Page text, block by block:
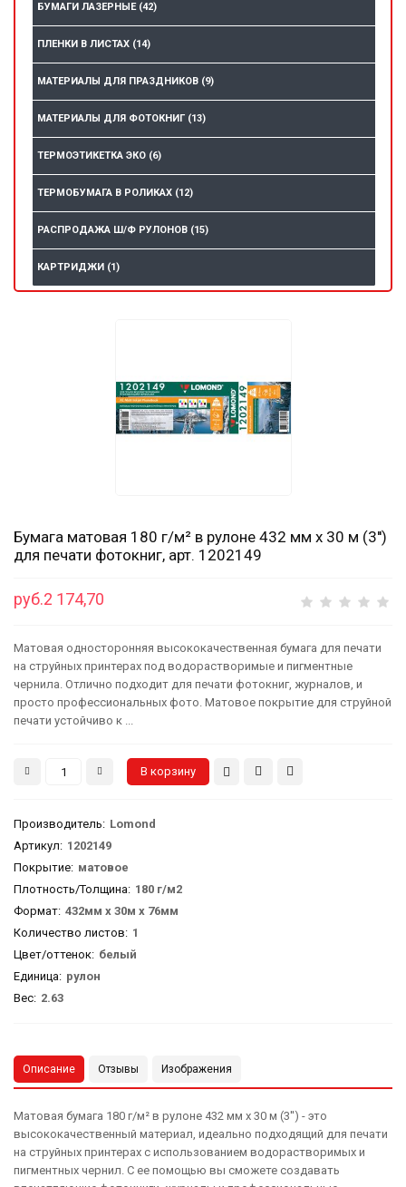
БУМАГИ ЛАЗЕРНЫЕ (42)
ПЛЕНКИ В ЛИСТАХ (14)
МАТЕРИАЛЫ ДЛЯ ПРАЗДНИКОВ (9)
МАТЕРИАЛЫ ДЛЯ ФОТОКНИГ (13)
ТЕРМОЭТИКЕТКА ЭКО (6)
ТЕРМОБУМАГА В РОЛИКАХ (12)
РАСПРОДАЖА Ш/Ф РУЛОНОВ (15)
КАРТРИДЖИ (1)
Бумага матовая 180 г/м² в рулоне 432 мм x 30 м (3'')
для печати фотокниг, арт. 1202149
руб.2 174,70
Матовая односторонняя высококачественная бумага для печати
на струйных принтерах под водорастворимые и пигментные
чернила. Отлично подходит для печати фотокниг, журналов, и
просто профессиональных фото. Матовое покрытие для струйной
печати устойчиво к ...
Производитель: Lomond
Артикул: 1202149
Покрытие: матовое
Плотность/Толщина: 180 г/м2
Формат: 432мм х 30м х 76мм
Количество листов: 1
Цвет/оттенок: белый
Единица: рулон
Вес: 2.63
Описание Отзывы Изображения
Матовая бумага 180 г/м² в рулоне 432 мм x 30 м (3'') - это
высококачественный материал, идеально подходящий для печати
на струйных принтерах с использованием водорастворимых и
пигментных чернил. С ее помощью вы сможете создавать